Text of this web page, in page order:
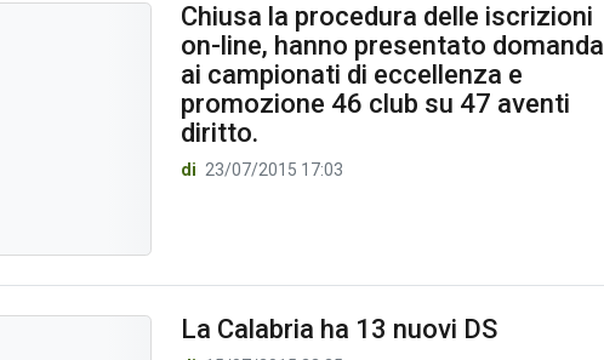
Chiusa la procedura delle iscrizioni
on-line, hanno presentato domanda
ai campionati di eccellenza e
promozione 46 club su 47 aventi
diritto.
di 23/07/2015 17:03
La Calabria ha 13 nuovi DS